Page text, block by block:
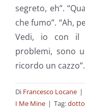
segreto, eh”.
che fumo”. “Ah,
Vedi, io con il
problemi, sono
ricordo un cazzo”.
Di Francesco Locane |
I Me Mine | Tag: